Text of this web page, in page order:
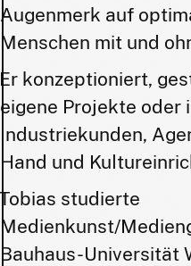
Augenmerk auf
Menschen mit und
konzeptioniert,
eigene Projekte oder
Industriekunden,
Hand und
studierte
Medienkunst/
Bauhaus-Universität